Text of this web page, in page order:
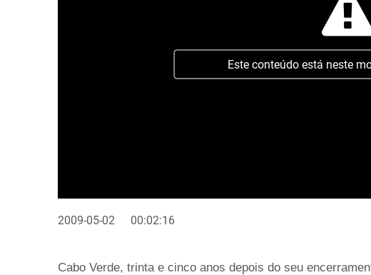
Este conteúdo está neste
2009-05-02 00:02:16
Cabo Verde, trinta e cinco anos depois do seu